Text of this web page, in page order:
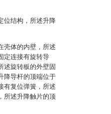
位结构，所述升降
壳体的内壁，所述
定连接有旋转导
述旋转板的外壁固
降导杆的顶端位于
有复位弹簧，所述
所述升降触片的顶